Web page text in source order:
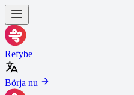
Refybe
Börja nu